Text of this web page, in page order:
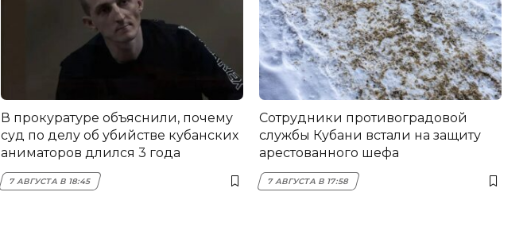
В прокуратуре объяснили, почему
суд по делу об убийстве кубанских
аниматоров длился 3 года
7 АВГУСТА В 18:45
Сотрудники противоградовой
службы Кубани встали на защиту
арестованного шефа
7 АВГУСТА В 17:58